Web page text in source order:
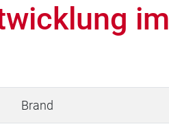
im
Brand